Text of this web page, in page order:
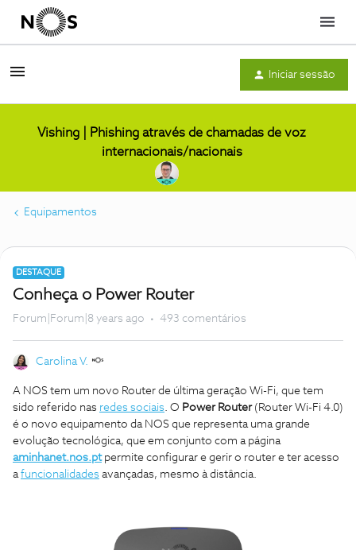
Menu
Iniciar sessão
Vishing | Phishing através de chamadas de voz
internacionais/nacionais
Equipamentos
DESTAQUE
Conheça o Power Router
Forum|Forum|8 years ago 493 comentários
Carolina V.
A NOS tem um novo Router de última geração Wi-Fi, que tem
sido referido nas redes sociais. O Power Router(Router Wi-Fi 4.0)
é o novo equipamento da NOS que representa uma grande
evolução tecnológica, que em conjunto com a página
aminhanet.nos.ptpermite configurar e gerir o router e ter acesso
afuncionalidades avançadas, mesmo à distância.